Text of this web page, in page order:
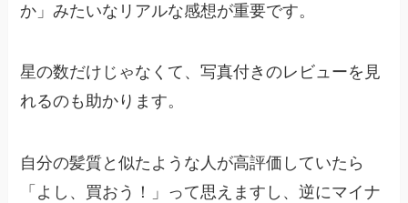
か」みたいなリアルな感想が重要です。
星の数だけじゃなくて、写真付きのレビューを見
れるのも助かります。
自分の髪質と似たような人が高評価していたら
「よし、買おう！」って思えますし、逆にマイナ